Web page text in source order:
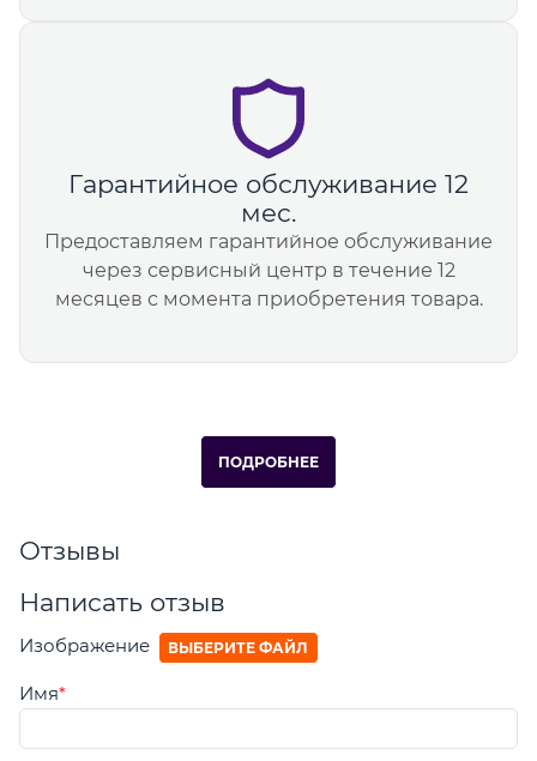
Гарантийное обслуживание 12
мес.
Предоставляем гарантийное обслуживание
через сервисный центр в течение 12
месяцев с момента приобретения товара.
ПОДРОБНЕЕ
Отзывы
Написать отзыв
Изображение ВЫБЕРИТЕ ФАЙЛ
Имя